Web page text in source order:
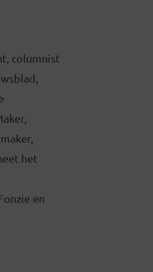
columnist
het
en